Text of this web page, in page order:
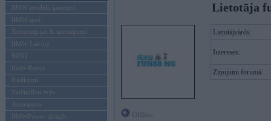
BMW modeļu jaunumi
BMW testi
Tehnoloģijas & sasniegumi
BMW Latvijā
MINI
Rolls-Royce
Pasākumi
Vadāmības tests
Autosports
BMWPower aktuāli
Lietotāja
Lietotājvārds:
Intereses:
Ziņojumi forumā: